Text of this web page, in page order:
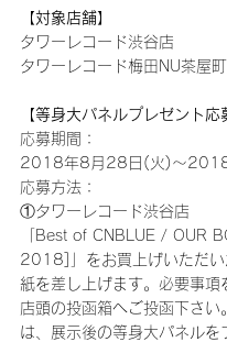
【対象店舗】
タワーレコード渋谷店
タワーレコード梅田NU茶屋
【等身大パネルプレゼント応
応募期間：
2018年8月28日(火)～
応募方法：
①タワーレコード渋谷店
「Best of CNBLUE / OUR
2018]」をお買上げいただい
紙を差し上げます。必要事項
店頭の投函箱へご投函下さい
は、展示後の等身大パネルを